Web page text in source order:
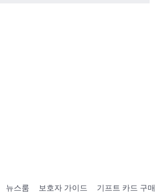
뉴스룸 보호자 가이드 기프트 카드 구매